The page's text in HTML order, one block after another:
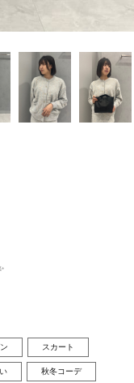
スカート
秋冬コーデ